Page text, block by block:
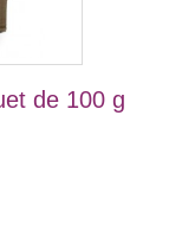
de 100 g